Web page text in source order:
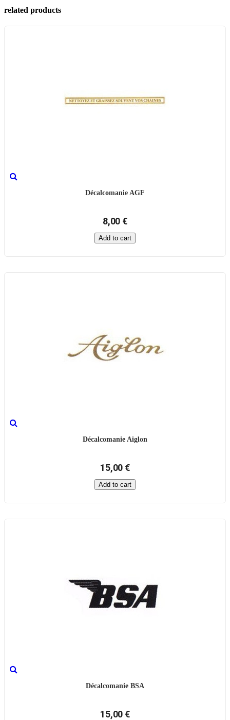
related products
Décalcomanie AGF
8,00 €
Add to cart
Décalcomanie Aiglon
15,00 €
Add to cart
Décalcomanie BSA
15,00 €